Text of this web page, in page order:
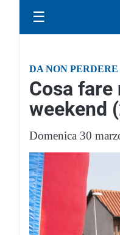
☰
DA NON PERDERE
Cosa fare
weekend
Domenica 30